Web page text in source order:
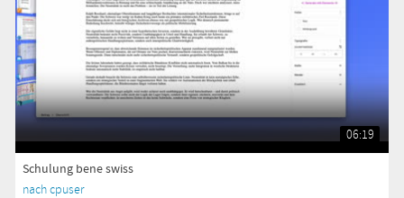
06:19
Schulung bene swiss
nach cpuser